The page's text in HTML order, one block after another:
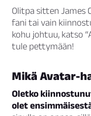
Olitpa sitten James
fani tai vain
kohu johtuu, katso
tule pettymään!
Mikä Avatar-
Oletko
olet